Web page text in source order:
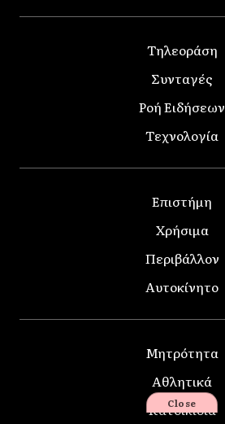
Τηλεοράση
Συνταγές
Ροή Ειδήσεων
Τεχνολογία
Επιστήμη
Χρήσιμα
Περιβάλλον
Αυτοκίνητο
Μητρότητα
Αθλητικά
Κατοικίδια
Close